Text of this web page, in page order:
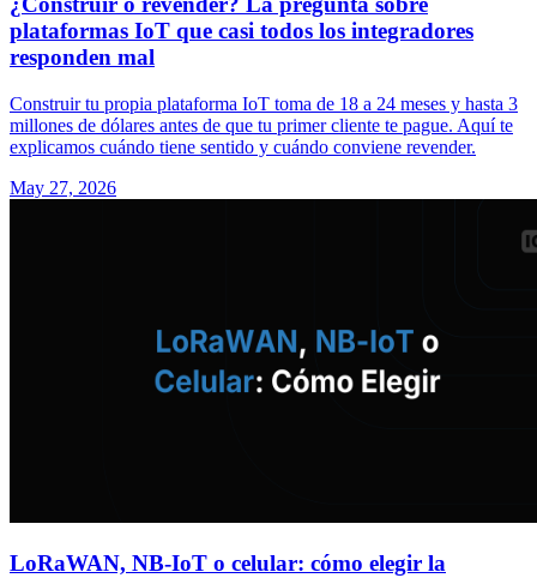
plataformas IoT que casi todos los integradores
responden mal
Construir tu propia plataforma IoT toma de 18 a 24 meses y hasta 3
millones de dólares antes de que tu primer cliente te pague. Aquí te
explicamos cuándo tiene sentido y cuándo conviene revender.
May 27, 2026
LoRaWAN, NB-IoT o celular: cómo elegir la